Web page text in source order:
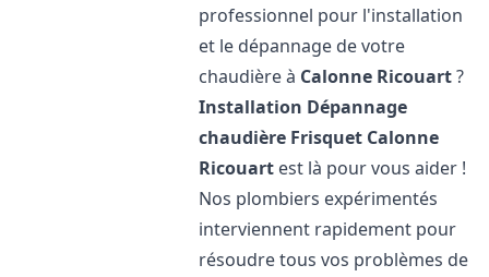
professionnel pour l'installation
et le dépannage de votre
chaudière à Calonne Ricouart?
Installation Dépannage
chaudière Frisquet Calonne
Ricouart est là pour vous aider !
Nos plombiers expérimentés
interviennent rapidement pour
résoudre tous vos problèmes de